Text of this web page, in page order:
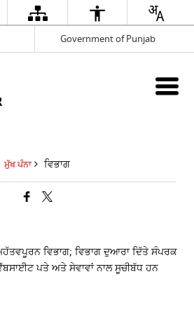
Government of Punjab
ਮੁੱਖ ਪੰਨਾ ਵਿਭਾਗ
ਵਿਭਾਗ; ਵਿਭਾਗ ਦੁਆਰਾ ਦਿੱਤੇ ਸੰਪਰਕ
ਪਤੇ ਅਤੇ ਸੇਵਾਵਾਂ ਨਾਲ ਸੂਚੀਬੱਧ ਹਨ